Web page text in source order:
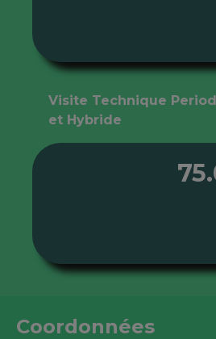
Visite Technique
et Hybride
Coordonnées